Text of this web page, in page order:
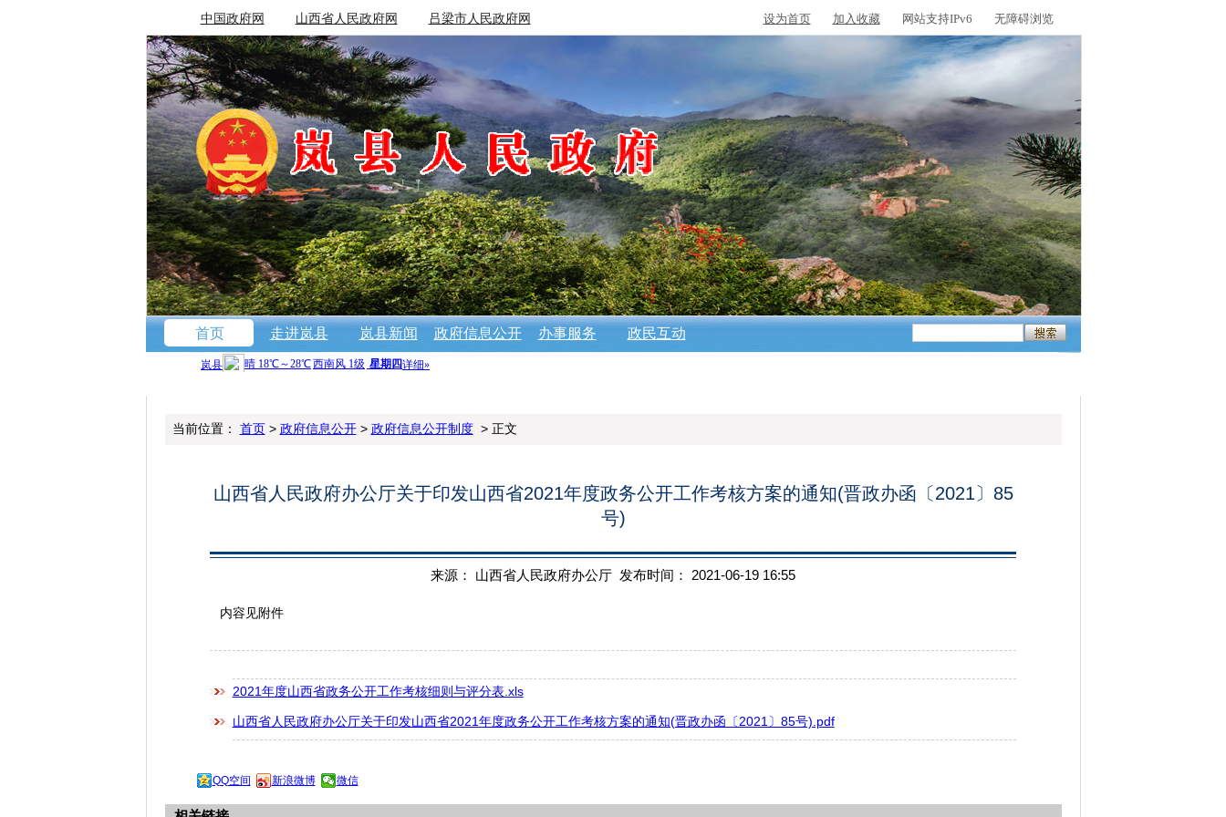
中国政府网 山西省人民政府网 吕梁市人民政府网 设为首页 加入收藏 网站支持IPv6 无障碍浏览
首页 走进岚县 岚县新闻 政府信息公开 办事服务 政民互动
当前位置： 首页> 政府信息公开> 政府信息公开制度> 正文
山西省人民政府办公厅关于印发山西省2021年度政务公开工作考核方案的通知(晋政办函〔2021〕85
号)
来源： 山西省人民政府办公厅 发布时间： 2021-06-19 16:55
内容见附件
2021年度山西省政务公开工作考核细则与评分表.xls
山西省人民政府办公厅关于印发山西省2021年度政务公开工作考核方案的通知(晋政办函〔2021〕85号).pdf
QQ空间 新浪微博 微信